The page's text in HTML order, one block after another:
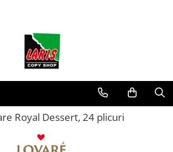
Royal Dessert, 24 plicuri